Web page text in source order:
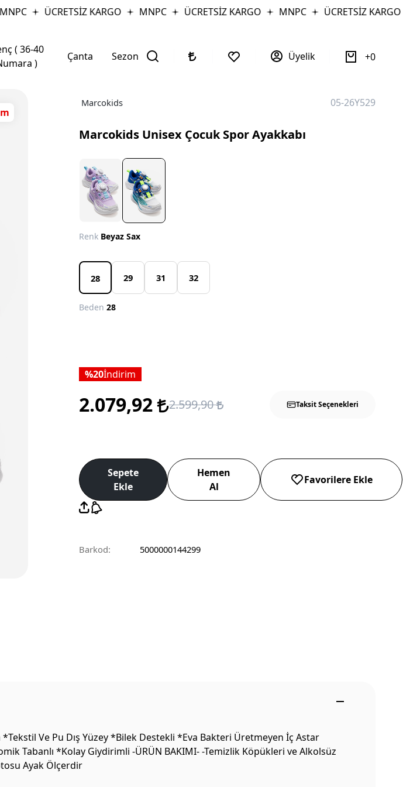
ÜCRETSİZ KARGO MNPC ÜCRETSİZ KARGO MNPC ÜCRETSİZ KARGO
( 36-40
)
Çanta Sezon Üyelik 0
Marcokids 05-26Y529
Marcokids Unisex Çocuk Spor Ayakkabı
Renk Beyaz Sax
28 29 31 32
Beden28
20İndirim
2.079,92 2.599,90 Taksit Seçenekleri
Sepete
Ekle
Hemen
Al
Favorilere Ekle
Barkod: 5000000144299
Ve Pu Dış Yüzey *Bilek Destekli *Eva Bakteri Üretmeyen İç Astar
Tabanlı *Kolay Giydirimli -ÜRÜN BAKIMI- -Temizlik Köpükleri ve Alkolsüz
Ayak Ölçerdir